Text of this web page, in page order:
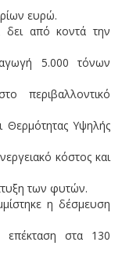
ευρώ.
δει από κοντά την
5.000 τόνων
περιβαλλοντικό
Θερμότητας Υψηλής
κόστος και
των φυτών.
η δέσμευση
στα 130